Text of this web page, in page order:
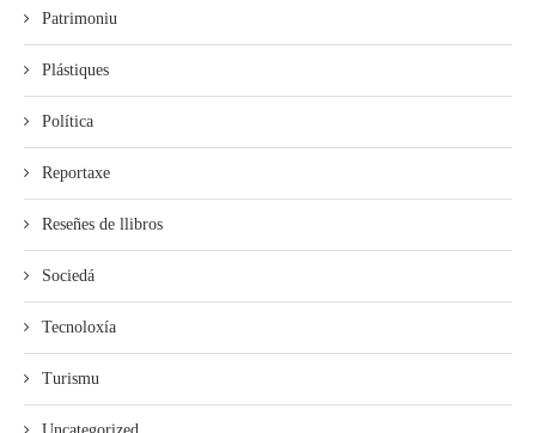
Patrimoniu
Plástiques
Política
Reportaxe
Reseñes de llibros
Sociedá
Tecnoloxía
Turismu